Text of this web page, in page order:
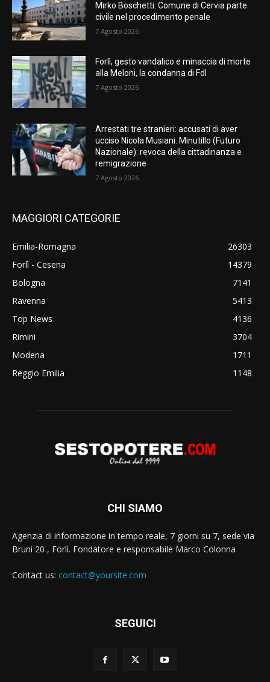
Mirko Boschetti: Comune di Cervia parte
civile nel procedimento penale
7 Agosto 2026
Forlì, gesto vandalico e minaccia di morte
alla Meloni, la condanna di FdI
7 Agosto 2026
Arrestati tre stranieri: accusati di aver
ucciso Nicola Musiani. Minutillo (Futuro
Nazionale): revoca della cittadinanza e
remigrazione
7 Agosto 2026
MAGGIORI CATEGORIE
Emilia-Romagna
26303
Forlì - Cesena
14379
Bologna
7141
Ravenna
5413
Top News
4136
Rimini
3704
Modena
1711
Reggio Emilia
1148
CHI SIAMO
Agenzia di informazione in tempo reale, 7 giorni su 7, sede via
Bruni 20 , Forlì. Fondatore e responsabile Marco Colonna
Contact us: contact@yoursite.com
SEGUICI